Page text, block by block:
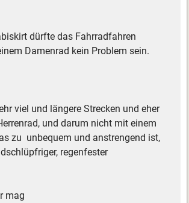
dürfte das Fahrradfahren
Damenrad kein Problem sein.
viel und längere Strecken und eher
und darum nicht mit einem
zu unbequem und anstrengend ist,
regenfester
mag